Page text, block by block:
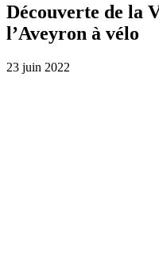
Découverte de la
l’Aveyron à vélo
23 juin 2022